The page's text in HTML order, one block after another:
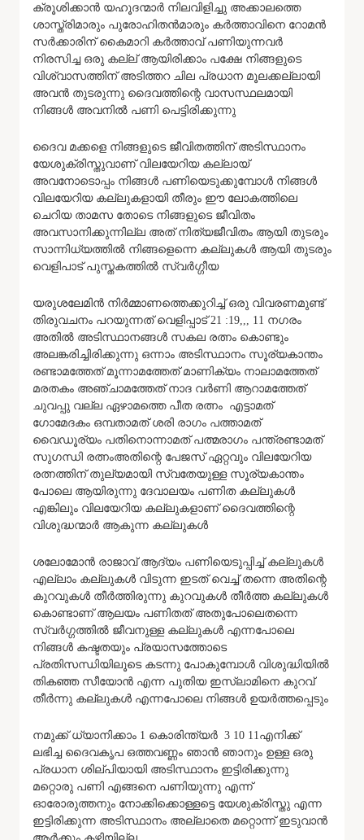
ക്രൂശിക്കാൻ യഹൂദന്മാർ നിലവിളിച്ചു അക്കാലത്തെ
ശാസ്ത്രിമാരും പുരോഹിതൻമാരും കർത്താവിനെ റോമൻ
സർക്കാരിന് കൈമാറി കർത്താവ് പണിയുന്നവർ
നിരസിച്ച ഒരു കല്ല് ആയിരിക്കാം പക്ഷേ നിങ്ങളുടെ
വിശ്വാസത്തിന് അടിത്തറ ചില പ്രധാന മൂലക്കല്ലായി
അവൻ തുടരുന്നു ദൈവത്തിന്റെ വാസസ്ഥലമായി
നിങ്ങൾ അവനിൽ പണി പെട്ടിരിക്കുന്നു
ദൈവ മക്കളെ നിങ്ങളുടെ ജീവിതത്തിന് അടിസ്ഥാനം
യേശുക്രിസ്തുവാണ് വിലയേറിയ കല്ലായ്
അവനോടൊപ്പം നിങ്ങൾ പണിയെടുക്കുമ്പോൾ നിങ്ങൾ
വിലയേറിയ കല്ലുകളായി തീരും ഈ ലോകത്തിലെ
ചെറിയ താമസ തോടെ നിങ്ങളുടെ ജീവിതം
അവസാനിക്കുന്നില്ല അത് നിത്യജീവിതം ആയി തുടരും
സാന്നിധ്യത്തിൽ നിങ്ങളെന്നെ കല്ലുകൾ ആയി തുടരും
വെളിപാട് പുസ്തകത്തിൽ സ്വർഗ്ഗീയ
യരുശലേമിൻ നിർമ്മാണത്തെക്കുറിച്ച് ഒരു വിവരണമുണ്ട്
തിരുവചനം പറയുന്നത് വെളിപ്പാട് 21 :19,,, 11 ​നഗരം
അതിൽ അടിസ്ഥാനങ്ങൾ സകല രത്നം കൊണ്ടും
അലങ്കരിച്ചിരിക്കുന്നു ഒന്നാം അടിസ്ഥാനം സൂര്യകാന്തം
രണ്ടാമത്തേത് മൂന്നാമത്തേത് മാണിക്യം നാലാമത്തേത്
മരതകം അഞ്ചാമത്തേത് നാദ വർണി ആറാമത്തേത്
ചുവപ്പു വല്ല ഏഴാമത്തെ പീത രത്നം എട്ടാമത്
ഗോമേദകം ഒമ്പതാമത് ശരി രാഗം പത്താമത്
വൈഡൂര്യം പതിനൊന്നാമത് പത്മരാഗം പന്ത്രണ്ടാമത്
സുഗന്ധി രത്നം​അതിന്റെ പേജസ് ഏറ്റവും വിലയേറിയ
രത്നത്തിന് തുല്യമായി സ്വതേയുള്ള സൂര്യകാന്തം
പോലെ ആയിരുന്നു ​ദേവാലയം പണിത കല്ലുകൾ
എങ്കിലും വിലയേറിയ കല്ലുകളാണ് ദൈവത്തിന്റെ
വിശുദ്ധന്മാർ ആകുന്ന കല്ലുകൾ
ശലോമോൻ രാജാവ് ആദ്യം പണിയെടുപ്പിച്ച് കല്ലുകൾ
എല്ലാം കല്ലുകൾ വിടുന്ന ഇടത് വെച്ച് തന്നെ അതിന്റെ
കുറവുകൾ തീർത്തിരുന്നു കുറവുകൾ തീർത്ത കല്ലുകൾ
കൊണ്ടാണ് ആലയം പണിതത് അതുപോലെതന്നെ
സ്വർഗ്ഗത്തിൽ ജീവനുള്ള കല്ലുകൾ എന്നപോലെ
നിങ്ങൾ കഷ്ടതയും പ്രയാസത്തോടെ
പ്രതിസന്ധിയിലൂടെ കടന്നു പോകുമ്പോൾ വിശുദ്ധിയിൽ
തികഞ്ഞ സീയോൻ എന്ന പുതിയ ഇസ്ലാമിനെ കുറവ്
തീർന്നു കല്ലുകൾ എന്നപോലെ നിങ്ങൾ ഉയർത്തപ്പെടും
​നമുക്ക് ധ്യാനിക്കാം​ 1 കൊരിന്ത്യർ 3 10 11​എനിക്ക്
ലഭിച്ച ദൈവകൃപ ഒത്തവണ്ണം ഞാൻ ഞാനും ഉള്ള ഒരു
പ്രധാന ശില്പിയായി അടിസ്ഥാനം ഇട്ടിരിക്കുന്നു
മറ്റൊരു പണി എങ്ങനെ പണിയുന്നു എന്ന്
ഓരോരുത്തനും നോക്കിക്കൊള്ളട്ടെ യേശുക്രിസ്തു എന്ന
ഇട്ടിരിക്കുന്ന അടിസ്ഥാനം അല്ലാതെ മറ്റൊന്ന് ഇടുവാൻ